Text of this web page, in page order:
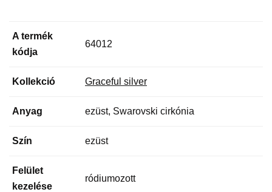
A termék
kódja
64012
Kollekció Graceful silver
Anyag ezüst, Swarovski cirkónia
Szín ezüst
Felület
kezelése
ródiumozott